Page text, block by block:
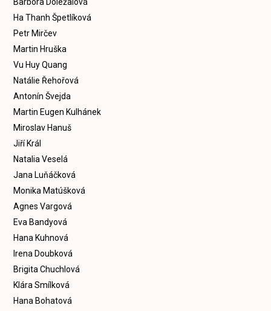
Ha Thanh Špetlíková
Petr Mirčev
Martin Hruška
Vu Huy Quang
Natálie Řehořová
Antonín Švejda
Martin Eugen Kulhánek
Miroslav Hanuš
Jiří Král
Natalia Veselá
Jana Luňáčková
Monika Matúšková
Agnes Vargová
Eva Bandyová
Hana Kuhnová
Irena Doubková
Brigita Chuchlová
Klára Smílková
Hana Bohatová